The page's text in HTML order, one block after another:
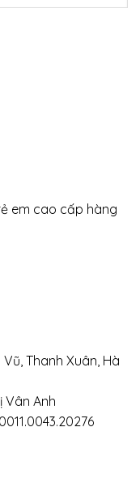
em cao cấp hàng
Thanh Xuân, Hà
Vân Anh